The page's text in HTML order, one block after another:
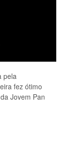
pela
fez ótimo
Jovem Pan